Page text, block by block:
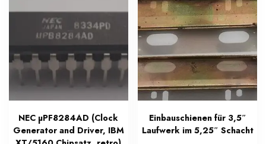
NEC µPF8284AD (Clock
Generator and Driver, IBM
Einbauschienen für 3,5″
Laufwerk im 5,25″ Schacht